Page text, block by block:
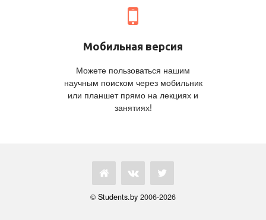
Мобильная версия
Можете пользоваться нашим
научным поиском через мобильник
или планшет прямо на лекциях и
занятиях!
© Students.by 2006-2026